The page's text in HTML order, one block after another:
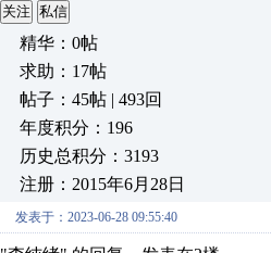
关注 私信
精华：0帖
求助：17帖
帖子：45帖 | 493回
年度积分：196
历史总积分：3193
注册：2015年6月28日
发表于：2023-06-28 09:55:40